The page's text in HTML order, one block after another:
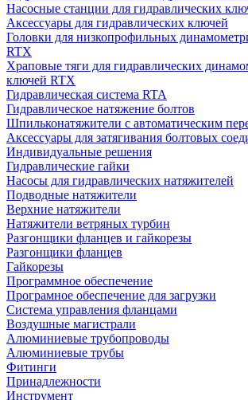
Насосные станции для гидравлических
Аксессуары для гидравлических ключей
Головки для низкопрофильных
RTX
Храповые тяги для гидравлических
ключей RTX
Гидравлическая система RTA
Гидравлическое натяжение болтов
Шпильконатяжители с автоматическим
Аксессуары для затягивания болтовых
Индивидуальные решения
Гидравлические гайки
Насосы для гидравлических натяжителей
Подводные натяжители
Верхние натяжители
Натяжители ветряных турбин
Разгонщики фланцев и гайкорезы
Разгонщики фланцев
Гайкорезы
Программное обеспечение
Програмное обеспечение для загрузки
Система управления фланцами
Воздушные магистрали
Алюминиевые трубопроводы
Алюминиевые трубы
Фитинги
Принадлежности
Инструмент